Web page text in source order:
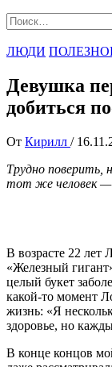
Найти:
ЛЮДИ
Девушка
добиться
От Кирилл /
Трудно поверить,
тот же человек
В возрасте 22
«Железный
целый букет
какой-то момент
жизнь: «Я
здоровье, но
В конце концов